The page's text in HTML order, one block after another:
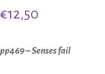
€12,50
pp469 – Senses fail